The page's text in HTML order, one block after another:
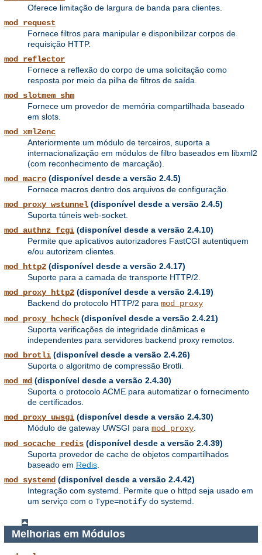
Oferece limitação de largura de banda para clientes.
mod_request
Fornece filtros para manipular e disponibilizar corpos de
requisição HTTP.
mod_reflector
Fornece a reflexão do corpo de uma solicitação como
resposta por meio da pilha de filtros de saída.
mod_slotmem_shm
Fornece um provedor de memória compartilhada baseado
em slots.
mod_xml2enc
Anteriormente um módulo de terceiros, suporta a
internacionalização em módulos de filtro baseados em libxml2
(com reconhecimento de marcação).
mod_macro (disponível desde a versão 2.4.5)
Fornece macros dentro dos arquivos de configuração.
mod_proxy_wstunnel (disponível desde a versão 2.4.5)
Suporta túneis web-socket.
mod_authnz_fcgi (disponível desde a versão 2.4.10)
Permite que aplicativos autorizadores FastCGI autentiquem
e/ou autorizem clientes.
mod_http2 (disponível desde a versão 2.4.17)
Suporte para a camada de transporte HTTP/2.
mod_proxy_http2 (disponível desde a versão 2.4.19)
Backend do protocolo HTTP/2 para mod_proxy
mod_proxy_hcheck (disponível desde a versão 2.4.21)
Suporta verificações de integridade dinâmicas e
independentes para servidores backend proxy remotos.
mod_brotli (disponível desde a versão 2.4.26)
Suporta o algoritmo de compressão Brotli.
mod_md (disponível desde a versão 2.4.30)
Suporta o protocolo ACME para automatizar o fornecimento
de certificados.
mod_proxy_uwsgi (disponível desde a versão 2.4.30)
Módulo de gateway UWSGI para mod_proxy.
mod_socache_redis (disponível desde a versão 2.4.39)
Suporta provedor de cache de objetos compartilhados
baseado em Redis.
mod_systemd (disponível desde a versão 2.4.42)
Integração com systemd. Permite que o httpd seja usado em
um serviço com o Type=notify do systemd.
Melhorias em Módulos